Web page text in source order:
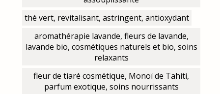
thé vert, revitalisant, astringent, antioxydant
aromathérapie lavande, fleurs de lavande,
lavande bio, cosmétiques naturels et bio, soins
relaxants
fleur de tiaré cosmétique, Monoï de Tahiti,
parfum exotique, soins nourrissants